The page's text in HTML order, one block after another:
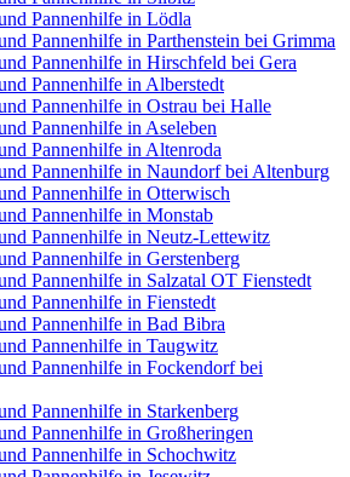
Pannenhilfe in Lödla
Pannenhilfe in Parthenstein bei Grimma
Pannenhilfe in Hirschfeld bei Gera
Pannenhilfe in Alberstedt
Pannenhilfe in Ostrau bei Halle
Pannenhilfe in Aseleben
Pannenhilfe in Altenroda
Pannenhilfe in Naundorf bei Altenburg
Pannenhilfe in Otterwisch
Pannenhilfe in Monstab
Pannenhilfe in Neutz-Lettewitz
Pannenhilfe in Gerstenberg
Pannenhilfe in Salzatal OT Fienstedt
Pannenhilfe in Fienstedt
Pannenhilfe in Bad Bibra
Pannenhilfe in Taugwitz
Pannenhilfe in Fockendorf bei
Pannenhilfe in Starkenberg
Pannenhilfe in Großheringen
Pannenhilfe in Schochwitz